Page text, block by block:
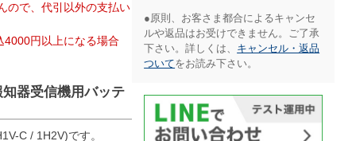
ので、代引以外の支払い
円以上になる場合
器受信機用バッテ
C / 1H2V)です。
●原則、お客さま都合によるキャンセ
ルや返品はお受けできません。ご了承
下さい。詳しくは、 キャンセル・返品
ついてをお読み下さい。​